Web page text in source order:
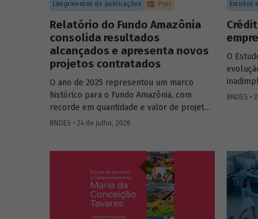
Lançamentos de publicações Post
Relatório do Fundo Amazônia
consolida resultados
alcançados e apresenta novos
projetos contratados
O ano de 2025 representou um marco
histórico para o Fundo Amazônia, com
recorde em quantidade e valor de projetos
aprovados, assim como em desembolsos:
milhões desembolsados. Ainda no período,
foram contratados 25 novos projetos.
BNDES • 24 de julho, 2026
Estudos
O
2012 e
BNDES •